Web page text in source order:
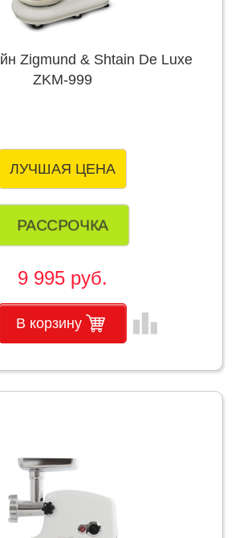
Zigmund & Shtain De Luxe
ZKM-999
ЛУЧШАЯ ЦЕНА
РАССРОЧКА
9 995 руб.
В корзину leaderboard